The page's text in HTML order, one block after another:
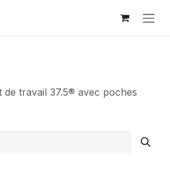
de travail 37.5® avec poches